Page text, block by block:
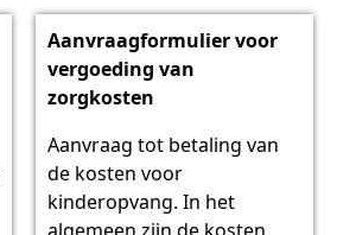
Aanvraagformulier voor
vergoeding van
zorgkosten
Aanvraag tot betaling van
de kosten voor
kinderopvang. In het